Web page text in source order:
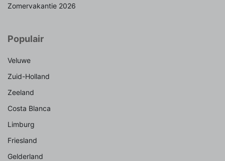
Zomervakantie 2026
Populair
Veluwe
Zuid-Holland
Zeeland
Costa Blanca
Limburg
Friesland
Gelderland